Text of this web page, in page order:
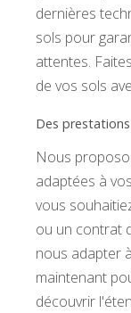
dernières
sols pour
attentes.
de vos sols
Des
Nous
adaptées à
vous
ou un contrat
nous adapter
maintenant
découvrir